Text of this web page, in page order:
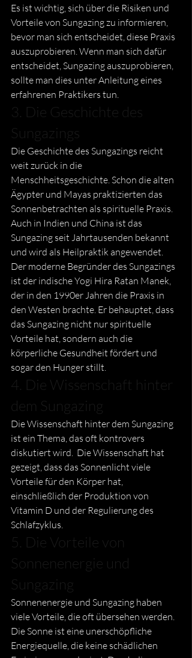
Es ist wichtig, sich über die Risiken und
Vorteile von Sungazing zu informieren,
bevor man sich entscheidet, diese Praxis
auszuprobieren. Wenn man sich dafür
entscheidet, Sungazing auszuprobieren,
sollte man dies unter Anleitung eines
erfahrenen Praktikers tun.
3. Die Geschichte des
Sungazings
Die Geschichte des Sungazings reicht
weit zurück in die
Menschheitsgeschichte. Schon die alten
Ägypter und Mayas praktizierten das
Sonnenbetrachten als spirituelle Praxis.
Auch in Indien und China ist das
Sungazing seit Jahrtausenden bekannt
und wird als Heilpraktik angewendet.
Der moderne Begründer des Sungazings
ist der indische Yogi Hira Ratan Manek,
der in den 1990er Jahren die Praxis in
den Westen brachte. Er behauptet, dass
das Sungazing nicht nur spirituelle
Vorteile hat, sondern auch die
körperliche Gesundheit fördert und
sogar den Hunger stillt.
4. Die Wissenschaft hinter
dem Sungazing
Die Wissenschaft hinter dem Sungazing
ist ein Thema, das oft kontrovers
diskutiert wird.  Die Wissenschaft hat
gezeigt, dass das Sonnenlicht viele
Vorteile für den Körper hat,
einschließlich der Produktion von
Vitamin D und der Regulierung des
Schlafzyklus.
5. Die Vorteile von
Sonnenenergie und
Sungazing
Sonnenenergie und Sungazing haben
viele Vorteile, die oft übersehen werden.
Die Sonne ist eine unerschöpfliche
Energiequelle, die keine schädlichen